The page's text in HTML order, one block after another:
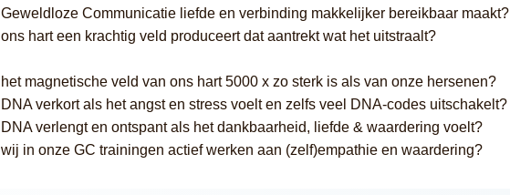
Geweldloze Communicatie liefde en verbinding makkelijker bereikbaar maakt?
ons hart een krachtig veld produceert dat aantrekt wat het uitstraalt?
het magnetische veld van ons hart 5000 x zo sterk is als van onze hersenen?
DNA verkort als het angst en stress voelt en zelfs veel DNA-codes uitschakelt?
DNA verlengt en ontspant als het dankbaarheid, liefde & waardering voelt?
wij in onze GC trainingen actief werken aan (zelf)empathie en waardering?